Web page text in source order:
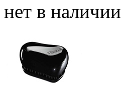
нет в наличии